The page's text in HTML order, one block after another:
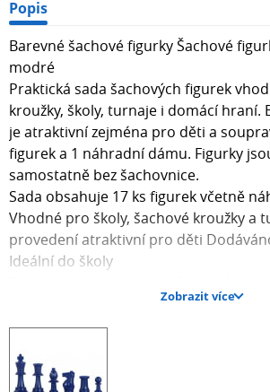
Popis
Barevné šachové figurky Šachové
modré
Praktická sada šachových figurek
kroužky, školy, turnaje i domácí hraní.
je atraktivní zejména pro děti a
figurek a 1 náhradní dámu. Figurky
samostatně bez šachovnice.
Sada obsahuje 17 ks figurek včetně
Vhodné pro školy, šachové kroužky a
provedení atraktivní pro děti
Ideální do školy
tréninkové skupiny, kde se využívají
hraní.
Souprava obsahuje kompletních 16
Zobrazit více